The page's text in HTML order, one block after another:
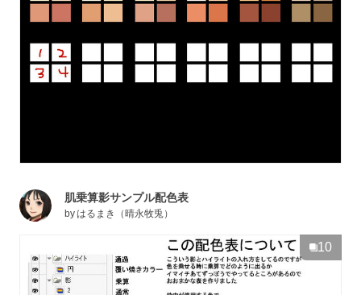
肌乗算影サンプル配色表
byはるまき（晴永牧兎）
10